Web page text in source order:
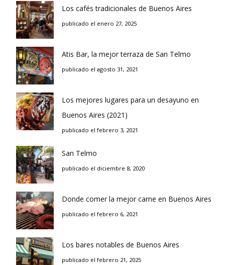
Los cafés tradicionales de Buenos Aires
publicado el enero 27, 2025
Atis Bar, la mejor terraza de San Telmo
publicado el agosto 31, 2021
Los mejores lugares para un desayuno en
Buenos Aires (2021)
publicado el febrero 3, 2021
San Telmo
publicado el diciembre 8, 2020
Donde comer la mejor carne en Buenos Aires
publicado el febrero 6, 2021
Los bares notables de Buenos Aires
publicado el febrero 21, 2025